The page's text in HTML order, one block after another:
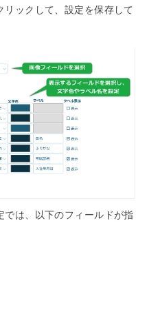
ックして、設定を保存して
では、以下のフィールドが指